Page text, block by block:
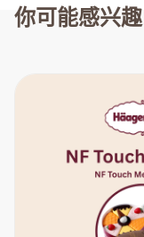
你可能感兴